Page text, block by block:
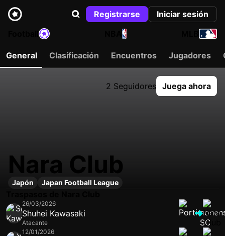
Registrarse
Iniciar sesión
NBA
General Clasificación Encuentros Jugadores
2 Seguidores Juega ahora
Nara Club
Japón Japan Football League
26/03/2026
Shuhei Kawasaki
Atacante
12/01/2026